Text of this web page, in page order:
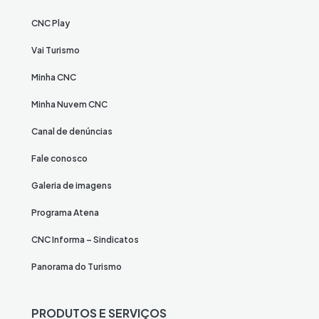
CNC Play
Vai Turismo
Minha CNC
Minha Nuvem CNC
Canal de denúncias
Fale conosco
Galeria de imagens
Programa Atena
CNC Informa – Sindicatos
Panorama do Turismo
PRODUTOS E SERVIÇOS